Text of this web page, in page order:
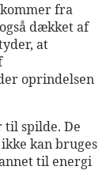
fra
dækket af
at
oprindelsen
spilde. De
kan bruges
til energi